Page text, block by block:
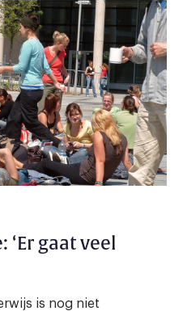
gaat veel
is nog niet